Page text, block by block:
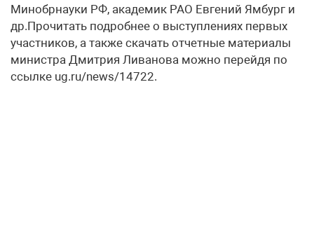
Минобрнауки РФ, академик РАО Евгений Ямбург и
др.Прочитать подробнее о выступлениях первых
участников, а также скачать отчетные материалы
министра Дмитрия Ливанова можно перейдя по
ссылке ug.ru/news/14722.